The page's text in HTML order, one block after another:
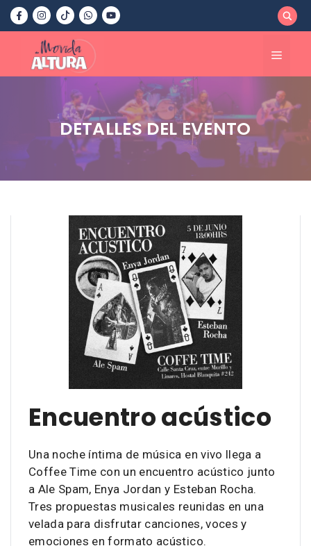
Saltar
contenido
Menú
DETALLES DEL EVENTO
Encuentro acústico
Una noche íntima de música en vivo llega a
Coffee Time con un encuentro acústico junto
a Ale Spam, Enya Jordan y Esteban Rocha.
Tres propuestas musicales reunidas en una
velada para disfrutar canciones, voces y
emociones en formato acústico.